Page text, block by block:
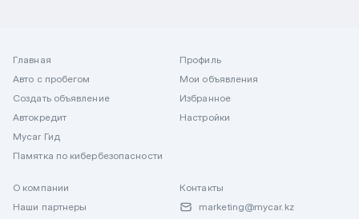
Главная
Авто с пробегом
Создать объявление
Автокредит
Mycar Гид
Памятка по кибербезопасности
Профиль
Мои объявления
Избранное
Настройки
О компании
Наши партнеры
Контакты
marketing@mycar.kz